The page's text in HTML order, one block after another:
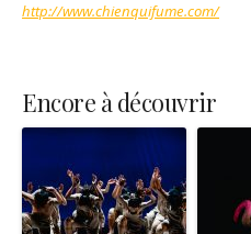
http://www.chienquifume.com/
Encore à découvrir